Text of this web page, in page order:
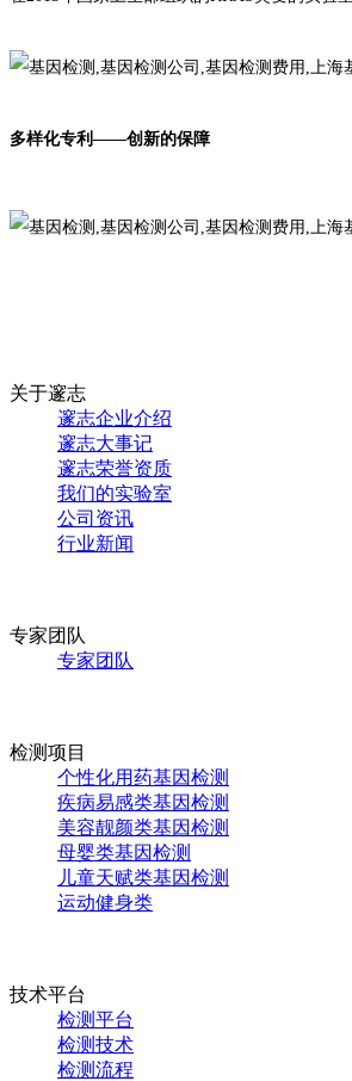
多样化专利——创新的保障
关于邃志
邃志企业介绍
邃志大事记
邃志荣誉资质
我们的实验室
公司资讯
行业新闻
专家团队
专家团队
检测项目
个性化用药基因检测
疾病易感类基因检测
美容靓颜类基因检测
母婴类基因检测
儿童天赋类基因检测
运动健身类
技术平台
检测平台
检测技术
检测流程